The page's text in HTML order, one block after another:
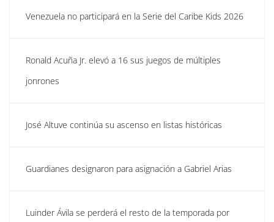
Venezuela no participará en la Serie del Caribe Kids 2026
Ronald Acuña Jr. elevó a 16 sus juegos de múltiples
jonrones
José Altuve continúa su ascenso en listas históricas
Guardianes designaron para asignación a Gabriel Arias
Luinder Ávila se perderá el resto de la temporada por